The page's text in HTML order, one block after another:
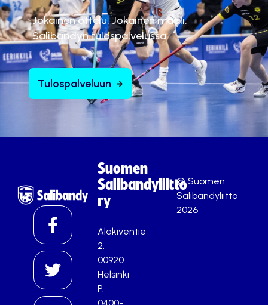
Jokainen ottelu. Jokainen maali.
Salibandyn tulospalvelussa.
Tulospalveluun
Suomen
Salibandyliitto
ry
Alakiventie
2,
00920
Helsinki
P.
© Suomen
Salibandyliitto
2026